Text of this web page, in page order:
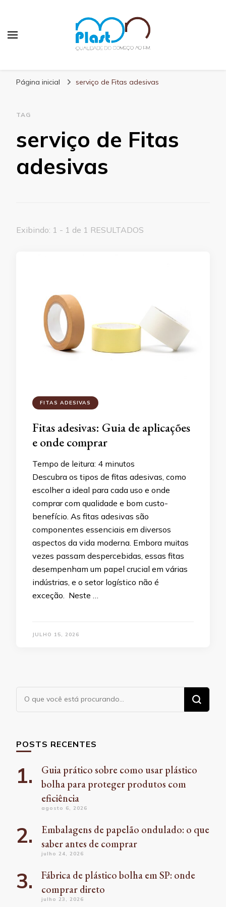
Página inicial serviço de Fitas adesivas
TAG
serviço de Fitas
adesivas
Exibindo: 1 - 1 de 1 RESULTADOS
FITAS ADESIVAS
Fitas adesivas: Guia de aplicações
e onde comprar
Tempo de leitura: 4 minutos
Descubra os tipos de fitas adesivas, como
escolher a ideal para cada uso e onde
comprar com qualidade e bom custo-
benefício. As fitas adesivas são
componentes essenciais em diversos
aspectos da vida moderna. Embora muitas
vezes passam despercebidas, essas fitas
desempenham um papel crucial em várias
indústrias, e o setor logístico não é
exceção. Neste …
JULHO 15, 2026
Procurando
algo?
POSTS RECENTES
Guia prático sobre como usar plástico
bolha para proteger produtos com
eficiência
agosto 6, 2026
Embalagens de papelão ondulado: o que
saber antes de comprar
julho 24, 2026
Fábrica de plástico bolha em SP: onde
comprar direto
julho 23, 2026